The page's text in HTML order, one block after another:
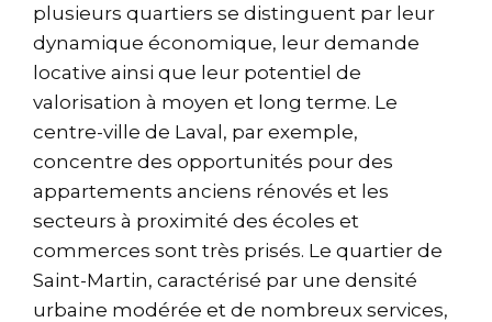
plusieurs quartiers se distinguent par leur
dynamique économique, leur demande
locative ainsi que leur potentiel de
valorisation à moyen et long terme. Le
centre-ville de Laval, par exemple,
concentre des opportunités pour des
appartements anciens rénovés et les
secteurs à proximité des écoles et
commerces sont très prisés. Le quartier de
Saint-Martin, caractérisé par une densité
urbaine modérée et de nombreux services,